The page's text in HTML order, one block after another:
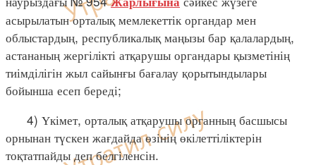
асырылатын орталық мемлекеттік органдар мен
облыстардың, республикалық маңызы бар қалалардың,
астананың жергілікті атқарушы органдары қызметінің
тиімділігін жыл сайынғы бағалау қорытындылары
бойынша есеп береді;
4) Үкімет, орталық атқарушы органның басшысы
орнынан түскен жағдайда өзінің өкілеттіліктерін
тоқтатпайды деп белгіленсін.